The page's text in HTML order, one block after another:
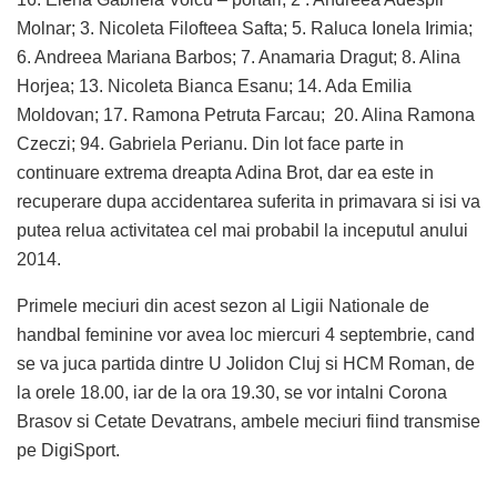
Molnar; 3. Nicoleta Filofteea Safta; 5. Raluca Ionela Irimia;
6. Andreea Mariana Barbos; 7. Anamaria Dragut; 8. Alina
Horjea; 13. Nicoleta Bianca Esanu; 14. Ada Emilia
Moldovan; 17. Ramona Petruta Farcau; 20. Alina Ramona
Czeczi; 94. Gabriela Perianu. Din lot face parte in
continuare extrema dreapta Adina Brot, dar ea este in
recuperare dupa accidentarea suferita in primavara si isi va
putea relua activitatea cel mai probabil la inceputul anului
2014.
Primele meciuri din acest sezon al Ligii Nationale de
handbal feminine vor avea loc miercuri 4 septembrie, cand
se va juca partida dintre U Jolidon Cluj si HCM Roman, de
la orele 18.00, iar de la ora 19.30, se vor intalni Corona
Brasov si Cetate Devatrans, ambele meciuri fiind transmise
pe DigiSport.